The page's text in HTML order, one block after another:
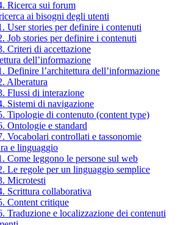
Ricerca sui forum
ai bisogni degli utenti
User stories per definire i contenuti
Job stories per definire i contenuti
Criteri di accettazione
dell’informazione
Definire l’architettura dell’informazione
Alberatura
Flussi di interazione
Sistemi di navigazione
Tipologie di contenuto (content type)
Ontologie e standard
Vocabolari controllati e tassonomie
e linguaggio
Come leggono le persone sul web
Le regole per un linguaggio semplice
Microtesti
Scrittura collaborativa
Content critique
Traduzione e localizzazione dei contenuti